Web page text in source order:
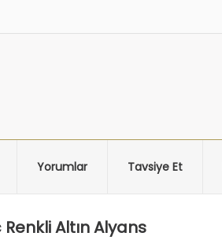
Yorumlar Tavsiye Et
Altın Alyans